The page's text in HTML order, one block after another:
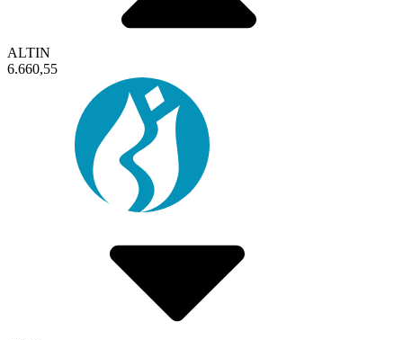
ALTIN
6.660,55